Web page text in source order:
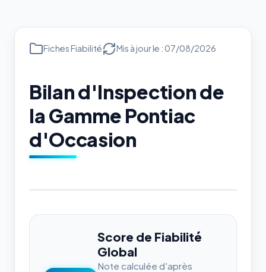
Fiches Fiabilité Mis à jour le : 07/08/2026
Bilan d'Inspection de
la Gamme Pontiac
d'Occasion
Score de Fiabilité
Global
Note calculée d'après